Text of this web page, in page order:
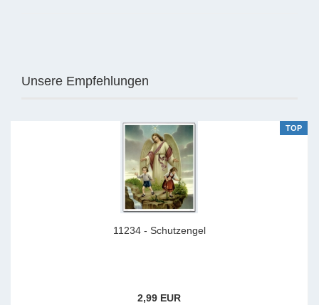
Unsere Empfehlungen
TOP
11234 - Schutzengel
2,99 EUR